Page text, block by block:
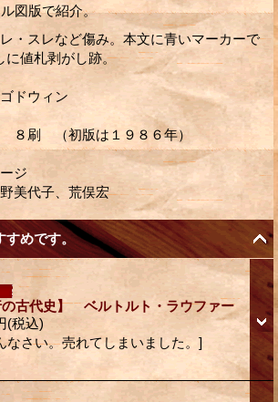
図版で紹介。
・スレなど傷み。本文に青いマーカーで
に値札剥がし跡。
ドウィン
８刷 （初版は１９８６年）
ジ
美代子、荒俣宏
すめです。
の古代史】 ベルトルト・ラウファー
(税込)
なさい。売れてしまいました。]